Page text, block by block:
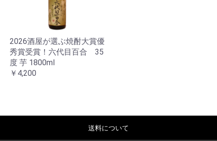
2026酒屋が選ぶ焼酎大賞優
秀賞受賞！六代目百合 35
度 芋 1800ml
￥4,200
送料について